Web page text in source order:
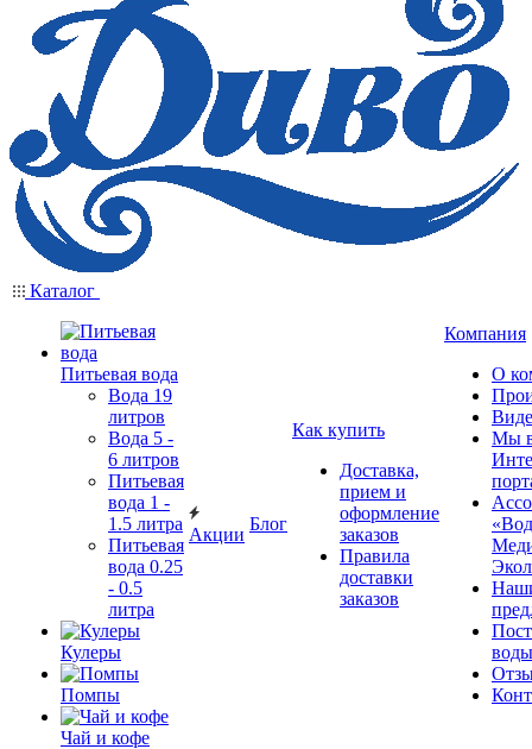
Каталог
Питьевая вода
Вода 19
литров
Вода 5 -
6 литров
Питьевая
вода 1 -
1.5 литра
Питьевая
вода 0.25
- 0.5
литра
Кулеры
Помпы
Чай и кофе
Акции
Блог
Как купить
Доставка,
прием и
оформление
заказов
Правила
доставки
заказов
Компания
О
Мы